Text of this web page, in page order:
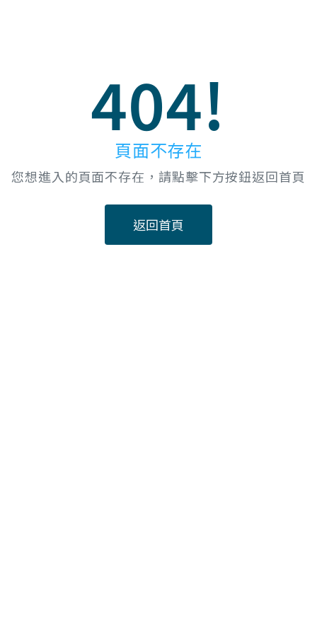
404!
頁面不存在
您想進入的頁面不存在，請點擊下方按鈕返回首頁
返回首頁